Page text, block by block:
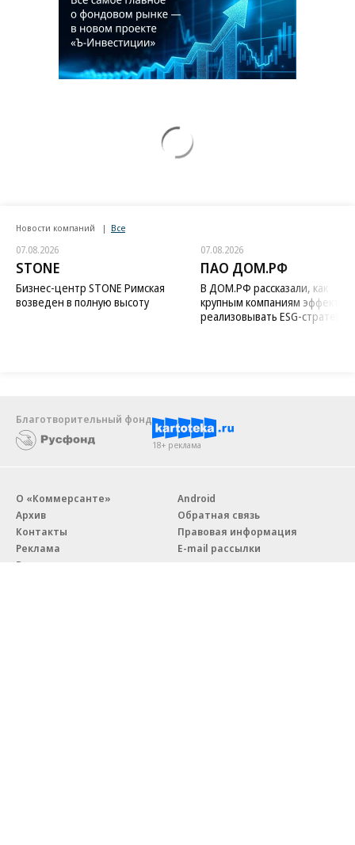
Новости компаний Все
07.08.2026
STONE
Бизнес-центр STONE Римская
возведен в полную высоту
07.08.2026
ПАО ДОМ.РФ
В ДОМ.РФ рассказали, как
крупным компаниям
реализовывать ESG-стратегию
Благотворительный фонд
18+ реклама
О «Коммерсанте»
Архив
Контакты
Реклама
Вакансии
Android
Обратная связь
Правовая информация
E-mail рассылки